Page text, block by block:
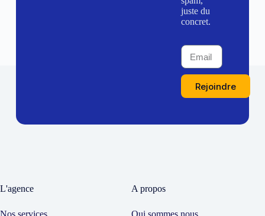
juste du
concret.
Rejoindre
L'agence A propos